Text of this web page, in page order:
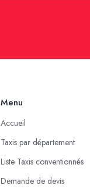
Menu
Accueil
Taxis par département
Liste Taxis conventionnés
Demande de devis